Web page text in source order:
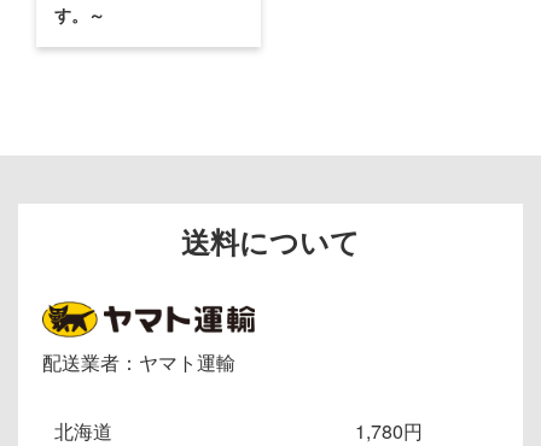
す。～
送料について
配送業者：ヤマト運輸
北海道 1,780円